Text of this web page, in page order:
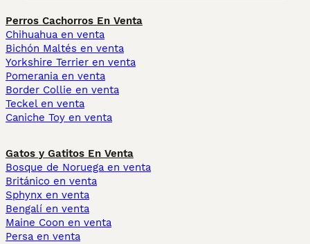
Perros Cachorros En Venta
Chihuahua en venta
Bichón Maltés en venta
Yorkshire Terrier en venta
Pomerania en venta
Border Collie en venta
Teckel en venta
Caniche Toy en venta
Gatos y Gatitos En Venta
Bosque de Noruega en venta
Británico en venta
Sphynx en venta
Bengalí en venta
Maine Coon en venta
Persa en venta